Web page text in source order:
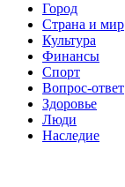
Город
Страна и мир
Культура
Финансы
Спорт
Вопрос-ответ
Здоровье
Люди
Наследие